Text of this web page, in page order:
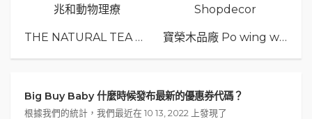
兆和動物理療 Shopdecor
THE NATURAL TEA Co. 寶榮木品廠 Po wing wood
Big Buy Baby 什麼時候發布最新的優惠券代碼？
根據我們的統計，我們最近在 10 13, 2022 上發現了